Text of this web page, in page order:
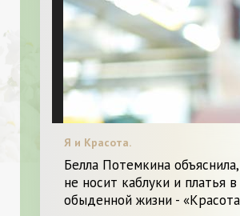
Я и Красота.
Белла Потемкина
не носит каблуки и платья в
обыденной жизни -